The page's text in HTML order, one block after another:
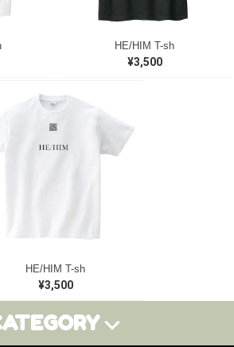
HE/HIM T-sh
¥3,500
HE/HIM T-sh
¥3,500